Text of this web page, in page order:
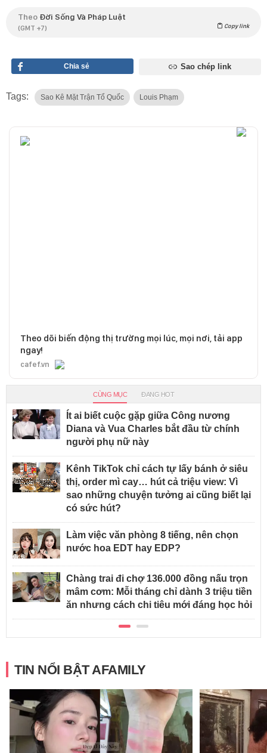
Theo Đời Sống Và Pháp Luật
(GMT +7) Copy link
Chia sẻ Sao chép link
Tags: Sao Kê Mặt Trận Tổ Quốc Louis Phạm
Theo dõi biến động thị trường mọi lúc, mọi nơi, tải app
ngay!
cafef.vn
CÙNG MỤC ĐANG HOT
Ít ai biết cuộc gặp giữa Công nương
Diana và Vua Charles bắt đầu từ chính
người phụ nữ này
Kênh TikTok chỉ cách tự lấy bánh ở siêu
thị, order mì cay… hút cả triệu view: Vì
sao những chuyện tưởng ai cũng biết lại
có sức hút?
Làm việc văn phòng 8 tiếng, nên chọn
nước hoa EDT hay EDP?
Chàng trai đi chợ 136.000 đồng nấu trọn
mâm cơm: Mỗi tháng chỉ dành 3 triệu tiền
ăn nhưng cách chi tiêu mới đáng học hỏi
TIN NỔI BẬT AFAMILY